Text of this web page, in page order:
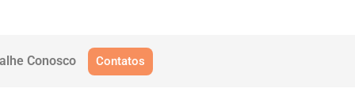
Conosco Contatos